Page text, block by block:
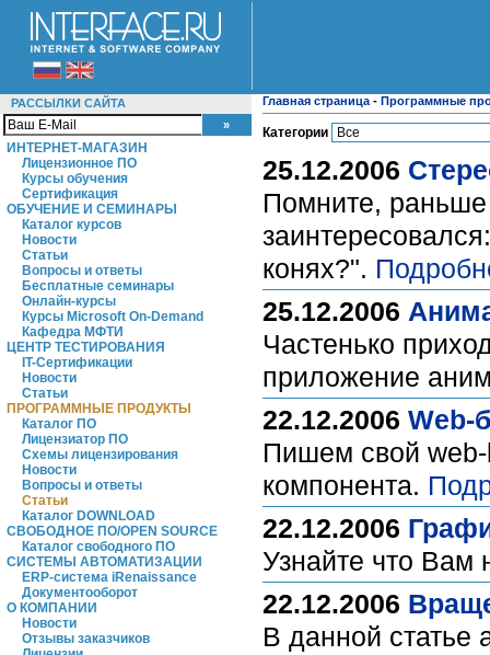
РАССЫЛКИ САЙТА
ИНТЕРНЕТ-МАГАЗИН
Лицензионное ПО
Курсы обучения
Сертификация
ОБУЧЕНИЕ И СЕМИНАРЫ
Каталог курсов
Новости
Статьи
Вопросы и ответы
Бесплатные семинары
Онлайн-курсы
Курсы Microsoft On-Demand
Кафедра МФТИ
ЦЕНТР ТЕСТИРОВАНИЯ
IT-Сертификации
Новости
Статьи
ПРОГРАММНЫЕ ПРОДУКТЫ
Каталог ПО
Лицензиатор ПО
Схемы лицензирования
Новости
Вопросы и ответы
Статьи
Каталог DOWNLOAD
СВОБОДНОЕ ПО/OPEN SOURCE
Каталог свободного ПО
СИСТЕМЫ АВТОМАТИЗАЦИИ
ERP-система iRenaissance
Документооборот
О КОМПАНИИ
Новости
Отзывы заказчиков
Главная страница - Программные
Категории
25.12.2006
Помните, раньше
конях?".
25.12.2006
Частенько
приложение
22.12.2006 Web-
Пишем свой web-
компонента.
22.12.2006
Узнайте что Вам
22.12.2006
В данной статье